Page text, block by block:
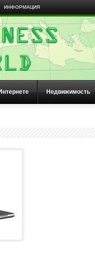
ИНФОРМАЦИЯ
Недвижимость